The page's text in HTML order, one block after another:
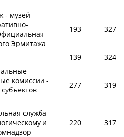
- музей
Эрмитажа
193 327
139
324
комиссии -
277 319
служба
и
220 317